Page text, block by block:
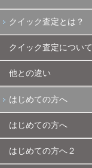
クイック査定とは？
クイック査定について
他との違い
はじめての方へ
はじめての方へ
はじめての方へ２